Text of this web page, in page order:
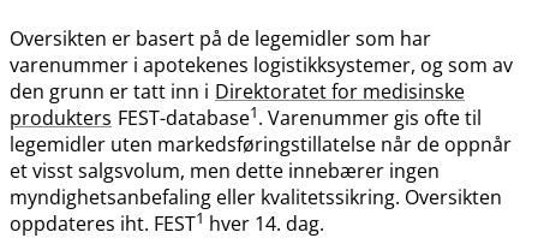
Oversikten er basert på de legemidler som har
varenummer i apotekenes logistikksystemer, og som av
den grunn er tatt inn i Direktoratet for medisinske
produkters FEST-database1. Varenummer gis ofte til
legemidler uten markedsføringstillatelse når de oppnår
et visst salgsvolum, men dette innebærer ingen
myndighetsanbefaling eller kvalitetssikring. Oversikten
oppdateres iht. FEST1 hver 14. dag.